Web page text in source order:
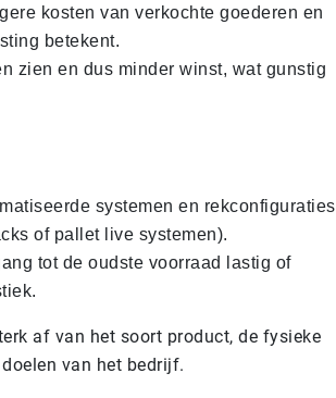
kosten van verkochte goederen en
betekent.
zien en dus minder winst, wat gunstig
systemen en rekconfiguraties
of pallet live systemen).
tot de oudste voorraad lastig of
af van het soort product, de fysieke
van het bedrijf.